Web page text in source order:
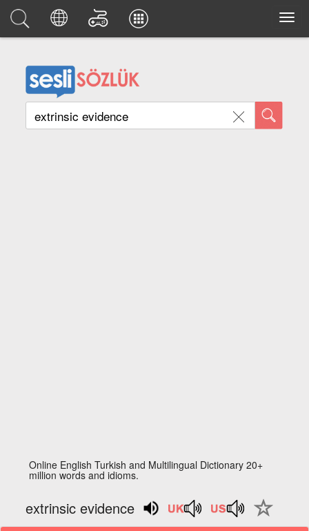
Online English Turkish and Multilingual Dictionary 20+
million words and idioms.
extrinsic evidence